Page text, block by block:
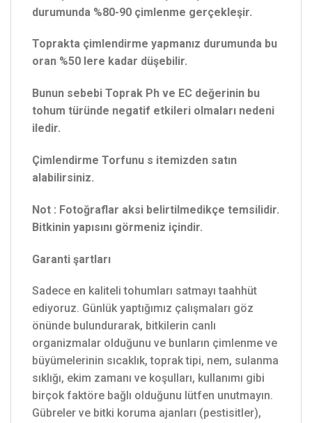
durumunda %80-90 çimlenme gerçekleşir.
Toprakta çimlendirme yapmanız durumunda bu
oran %50 lere kadar düşebilir.
Bunun sebebi Toprak Ph ve EC değerinin bu
tohum türünde negatif etkileri olmaları nedeni
iledir.
Çimlendirme Torfunu s itemizden satın
alabilirsiniz.
Not : Fotoğraflar aksi belirtilmedikçe temsilidir.
Bitkinin yapısını görmeniz içindir.
Garanti şartları
Sadece en kaliteli tohumları satmayı taahhüt
ediyoruz. Günlük yaptığımız çalışmaları göz
önünde bulundurarak, bitkilerin canlı
organizmalar olduğunu ve bunların çimlenme ve
büyümelerinin sıcaklık, toprak tipi, nem, sulanma
sıklığı, ekim zamanı ve koşulları, kullanımı gibi
birçok faktöre bağlı olduğunu lütfen unutmayın.
Gübreler ve bitki koruma ajanları (pestisitler),